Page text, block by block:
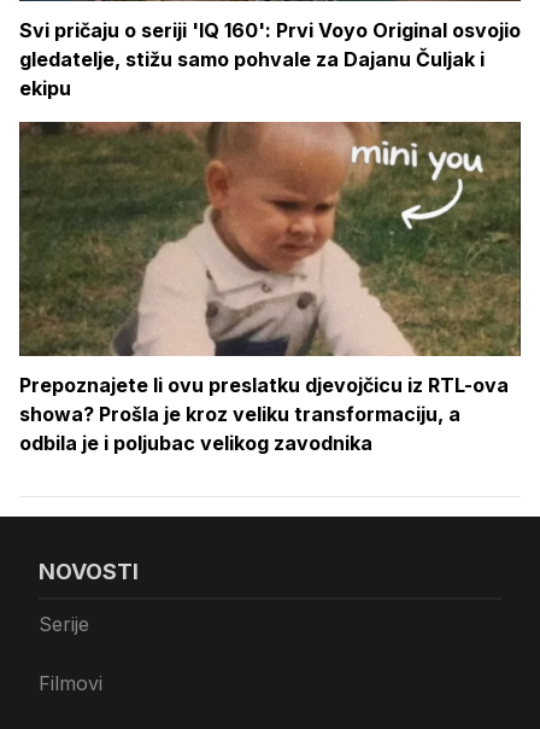
Svi pričaju o seriji 'IQ 160': Prvi Voyo Original osvojio
gledatelje, stižu samo pohvale za Dajanu Čuljak i
ekipu
Prepoznajete li ovu preslatku djevojčicu iz RTL-ova
showa? Prošla je kroz veliku transformaciju, a
odbila je i poljubac velikog zavodnika
NOVOSTI
Serije
Filmovi